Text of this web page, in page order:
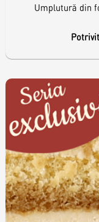
Umplutură din